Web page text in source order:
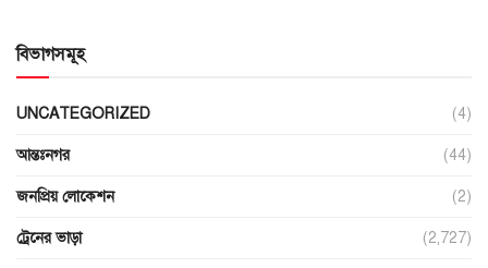
বিভাগসমূহ
UNCATEGORIZED (4)
আন্তঃনগর (44)
জনপ্রিয় লোকেশন (2)
ট্রেনের ভাড়া (2,727)